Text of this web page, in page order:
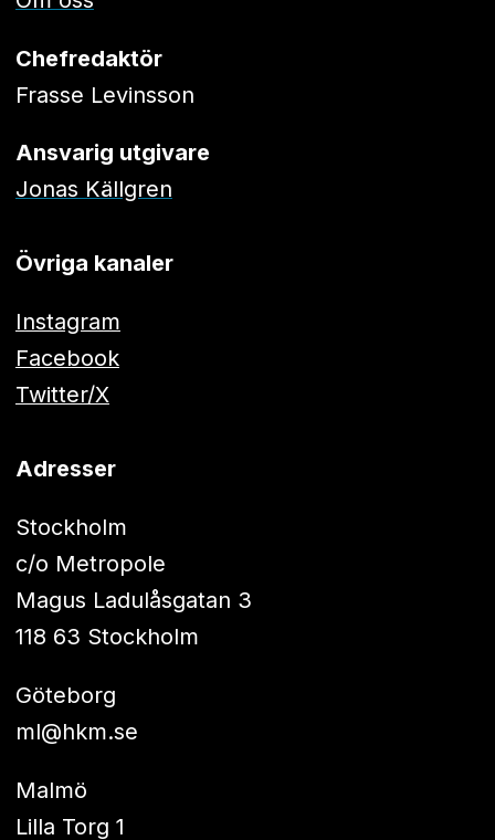
Chefredaktör
Frasse Levinsson
Ansvarig utgivare
Jonas Källgren
Övriga kanaler
Instagram
Facebook
Twitter/X
Adresser
Stockholm
c/o Metropole
Magus Ladulåsgatan 3
118 63 Stockholm
Göteborg
ml@hkm.se
Malmö
Lilla Torg 1